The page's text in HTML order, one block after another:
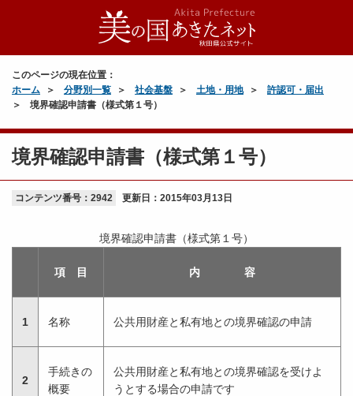
このページの現在位置：
ホーム
分野別一覧 社会基盤 土地・用地
許認可・届出
境界確認申請書（様式第１号）
境界確認申請書（様式第１号）
コンテンツ番号：2942 更新日： 2015年03月13日
項 目 内 容
境界確認申請書（様式第１号）
1 名称 公共用財産と私有地との境界確認の申請
2
手続きの
概要
公共用財産と私有地との境界確認を受けよ
うとする場合の申請です